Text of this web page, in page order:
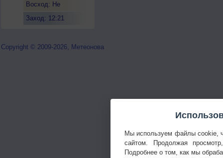
Восход: Не
Заход: 12:21
Copyright © 2009-2026, Метеонова
Мы используем файлы cookie,
сайтом. Продолжая
Подробнее о том, как мы